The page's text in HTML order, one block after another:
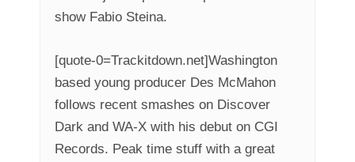
show Fabio Steina.
[quote-0=Trackitdown.net]Washington
based young producer Des McMahon
follows recent smashes on Discover
Dark and WA-X with his debut on CGI
Records. Peak time stuff with a great